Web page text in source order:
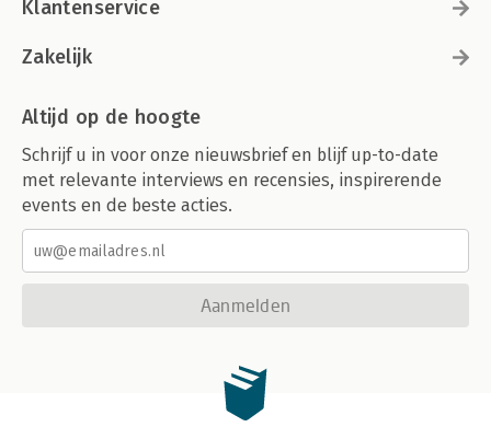
Klantenservice
Zakelijk
Altijd op de hoogte
Schrijf u in voor onze nieuwsbrief en blijf up-to-date
met relevante interviews en recensies, inspirerende
events en de beste acties.
Aanmelden